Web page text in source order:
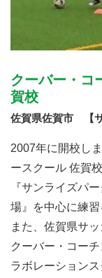
クーバー・コ
賀校
佐賀県佐賀市 【サ
2007年に開校し
ースクール 佐賀
『サンライズパ
場』を中心に練習
また、佐賀県サ
クーバー・コー
ラボレーションス